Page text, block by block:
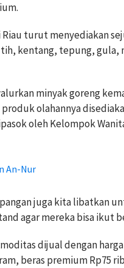
Riau turut menyediakan
kentang, tepung, gula,
minyak goreng
olahannya
oleh Kelompok
An-Nur
juga kita libatkan
agar mereka bisa ikut
dijual dengan
beras premium Rp75